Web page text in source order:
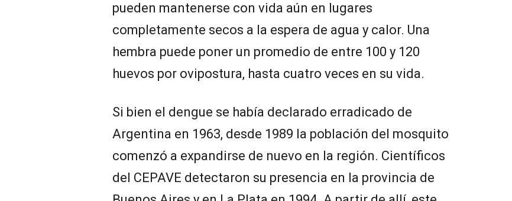
pueden mantenerse con vida aún en lugares
completamente secos a la espera de agua y calor. Una
hembra puede poner un promedio de entre 100 y 120
huevos por ovipostura, hasta cuatro veces en su vida.
Si bien el dengue se había declarado erradicado de
Argentina en 1963, desde 1989 la población del mosquito
comenzó a expandirse de nuevo en la región. Científicos
del CEPAVE detectaron su presencia en la provincia de